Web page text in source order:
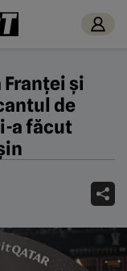
Franței şi
de
a făcut